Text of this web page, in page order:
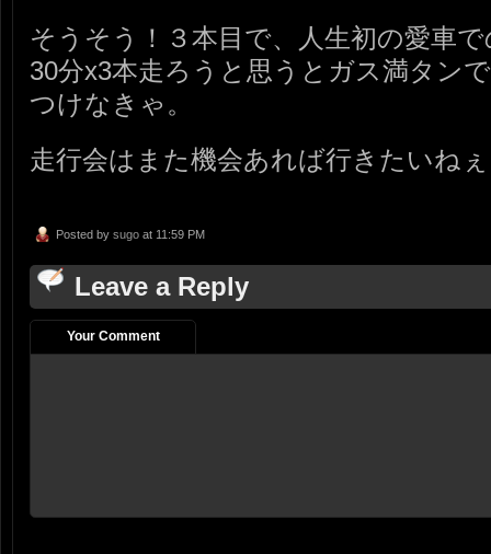
そうそう！３本目で、人生初の愛車
30分x3本走ろうと思うとガス満タン
つけなきゃ。
走行会はまた機会あれば行きたいね
Posted by sugo at 11:59 PM
Leave a Reply
Your Comment